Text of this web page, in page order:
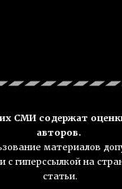
СМИ содержат
авторов.
материалов
с гиперссылкой на
статьи.